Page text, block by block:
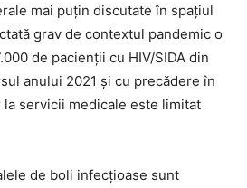
mai puțin discutate în spațiul
grav de contextul pandemic o
de pacienții cu HIV/SIDA din
anului 2021 și cu precădere în
servicii medicale este limitat
de boli infecțioase sunt